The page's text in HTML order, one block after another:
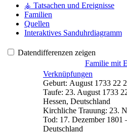
⚶ Tatsachen und Ereignisse
Familien
Quellen
Interaktives Sanduhrdiagramm
Datendifferenzen zeigen
Familie mit
Verknüpfungen
Geburt: August 1733 22
Taufe: 23. August 1733
Hessen, Deutschland
Kirchliche Trauung: 23.
Tod: 17. Dezember 1801
Deutschland